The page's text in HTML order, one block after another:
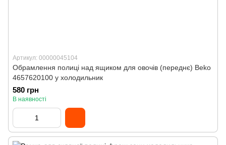
Артикул: 00000045104
Обрамлення полиці над ящиком для овочів (переднє) Beko
4657620100 у холодильник
580 грн
В наявності